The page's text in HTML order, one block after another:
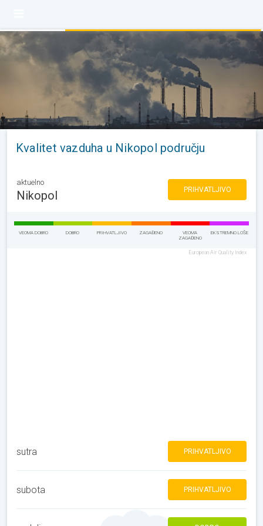
Kvalitet vazduha u Nikopol području
aktuelno
Nikopol PRIHVATLJIVO
VEOMA DOBRO DOBRO PRIHVATLJIVO ZAGAĐENO
VEOMA
ZAGAĐENO
EKSTREMNO LOŠE
European Air Quality Index
sutra PRIHVATLJIVO
subota PRIHVATLJIVO